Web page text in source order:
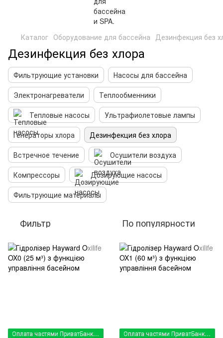
Каталог Оборудование для бассейна Дезинфекция без
Дезинфекция без хлора
Фильтрующие установки
Насосы для бассейна
Электронагреватели
Теплообменники
Тепловые насосы
Ультрафиолетовые лампы
Генераторы хлора
Дезинфекция без хлора
Встречное течение
Осушители воздуха
Компрессоры
Дозирующие насосы
Фильтрующие материалы
Фильтр По популярности
Оплата частями ПриватБанк (по согласованию) Оплата частями ПриватБанк (по согласованию)